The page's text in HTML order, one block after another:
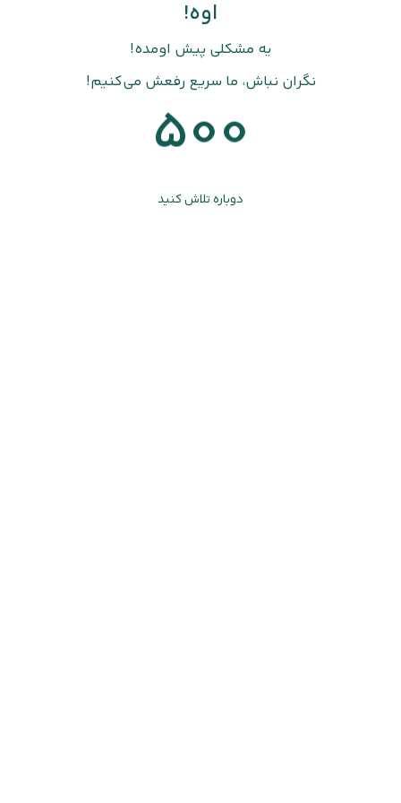
اوه!
یه مشکلی پیش اومده!
نگران نباش، ما سریع رفعش می‌کنیم!
500
دوباره تلاش کنید